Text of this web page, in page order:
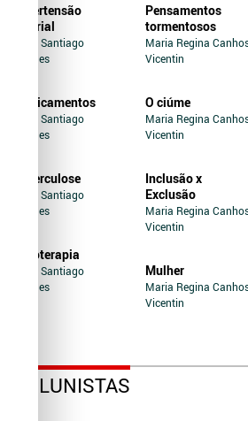
Hipertensão
Arterial
Jairo Santiago
Novaes
Medicamentos
Jairo Santiago
Novaes
Tuberculose
Jairo Santiago
Novaes
Soroterapia
Jairo Santiago
Novaes
Pensamentos
tormentosos
Maria Regina
Vicentin
O ciúme
Maria Regina
Vicentin
Inclusão x
Exclusão
Maria Regina
Vicentin
Mulher
Maria Regina
Vicentin
COLUNISTAS